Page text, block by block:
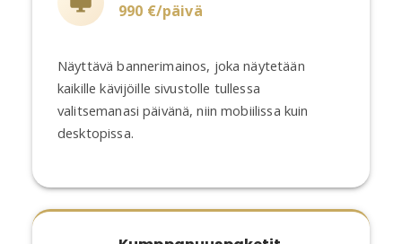
990 €/päivä
Näyttävä bannerimainos, joka näytetään
kaikille kävijöille sivustolle tullessa
valitsemanasi päivänä, niin mobiilissa kuin
desktopissa.